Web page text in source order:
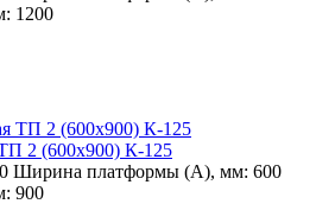
1200
2 (600х900) К-125
Ширина платформы (А), мм: 600
900